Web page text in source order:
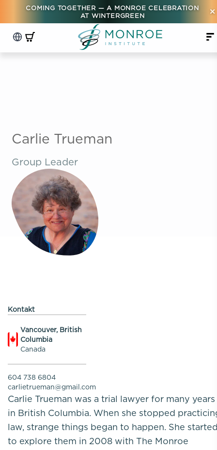
COMING TOGETHER — A MONROE CELEBRATION
AT WINTERGREEN
×
Carlie Trueman
Group Leader
Kontakt
Vancouver, British
Columbia
Canada
604 738 6804
carlietrueman@gmail.com
Carlie Trueman was a trial lawyer for many years
in British Columbia. When she stopped
law, strange things began to happen. She
to explore them in 2008 with The Monroe